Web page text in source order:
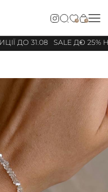
0 0
ДО 31.08 SALE ДО 25%